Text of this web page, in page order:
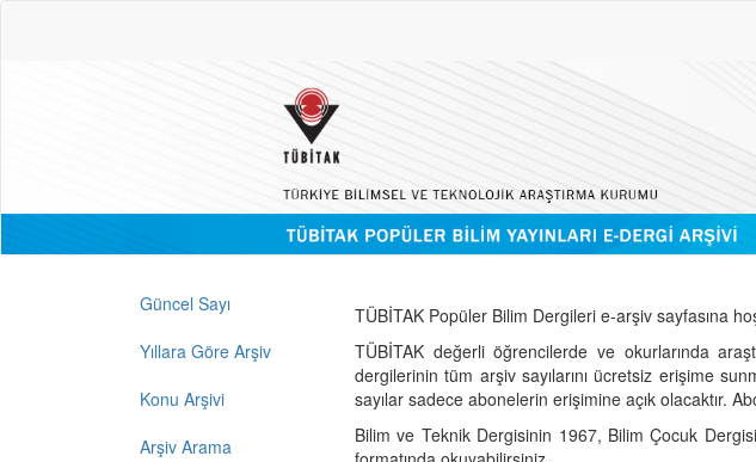
Güncel Sayı
Yıllara Göre Arşiv
Konu Arşivi
Arşiv Arama
TÜBİTAK Popüler Bilim Dergileri e-arşiv sayfasına
TÜBİTAK değerli öğrencilerde ve okurlarında
dergilerinin tüm arşiv sayılarını ücretsiz erişime
sayılar sadece abonelerin erişimine açık olacaktır.
Bilim ve Teknik Dergisinin 1967, Bilim Çocuk